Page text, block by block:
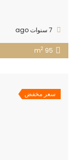
95 m
2
سعر مخفض